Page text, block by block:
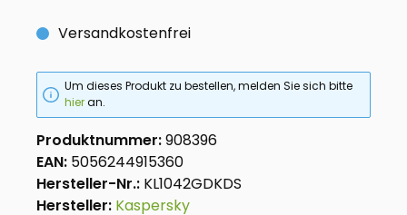
Versandkostenfrei
Um dieses Produkt zu bestellen, melden Sie sich bitte
hieran.
Produktnummer:908396
EAN: 5056244915360
Hersteller-Nr.: KL1042GDKDS
Hersteller: Kaspersky